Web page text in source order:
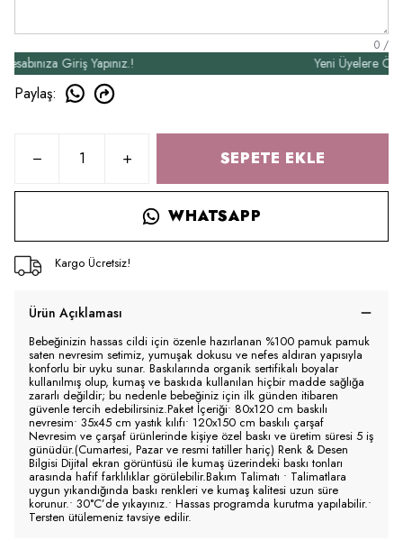
0 /
Giriş Yapınız.! Yeni Üyelere Özel
Paylaş:
SEPETE EKLE
WHATSAPP
Kargo Ücretsiz!
Ürün Açıklaması
Bebeğinizin hassas cildi için özenle hazırlanan %100 pamuk pamuk
saten nevresim setimiz, yumuşak dokusu ve nefes aldıran yapısıyla
konforlu bir uyku sunar. Baskılarında organik sertifikalı boyalar
kullanılmış olup, kumaş ve baskıda kullanılan hiçbir madde sağlığa
zararlı değildir; bu nedenle bebeğiniz için ilk günden itibaren
güvenle tercih edebilirsiniz.Paket İçeriği• 80x120 cm baskılı
nevresim• 35x45 cm yastık kılıfı• 120x150 cm baskılı çarşaf
Nevresim ve çarşaf ürünlerinde kişiye özel baskı ve üretim süresi 5 iş
günüdür.(Cumartesi, Pazar ve resmi tatiller hariç) Renk & Desen
Bilgisi Dijital ekran görüntüsü ile kumaş üzerindeki baskı tonları
arasında hafif farklılıklar görülebilir.Bakım Talimatı • Talimatlara
uygun yıkandığında baskı renkleri ve kumaş kalitesi uzun süre
korunur.• 30°C’de yıkayınız.• Hassas programda kurutma yapılabilir.•
Tersten ütülemeniz tavsiye edilir.